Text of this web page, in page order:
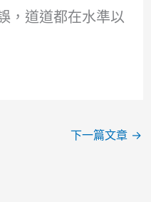
，道道都在水準以
下一篇文章 →